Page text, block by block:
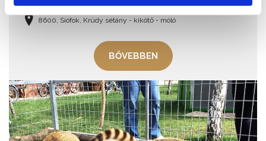
8600, Siófok, Krúdy sétány - kikötő - móló
BŐVEBBEN